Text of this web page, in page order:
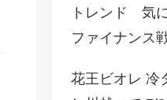
トレンド 気
ファイナンス
花王ビオレ 冷